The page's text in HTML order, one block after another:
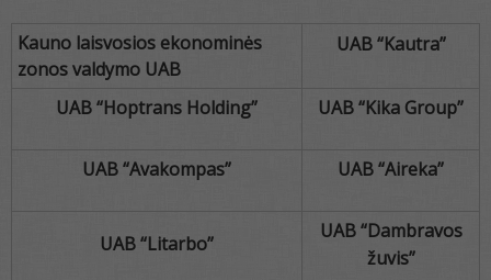
Kauno laisvosios ekonominės
zonos valdymo UAB
UAB “Kautra”
UAB “Hoptrans Holding” UAB “Kika Group”
UAB “Avakompas” UAB “Aireka”
UAB “Litarbo”
UAB “Dambravos
žuvis”